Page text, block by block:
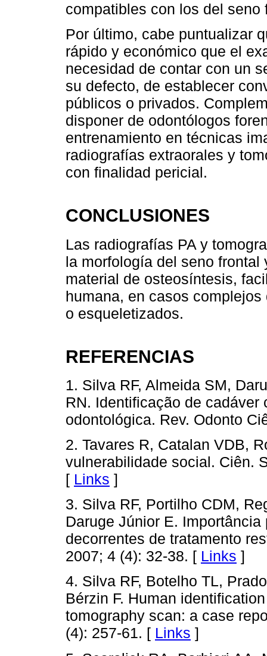
compatibles con los del
Por último, cabe puntualizar
rápido y económico que el
necesidad de contar con un
su defecto, de establecer
públicos o privados.
disponer de odontólogos
entrenamiento en técnicas
radiografías extraorales y
con finalidad pericial.
CONCLUSIONES
Las radiografías PA y
la morfología del seno
material de osteosíntesis,
humana, en casos
o esqueletizados.
REFERENCIAS
1. Silva RF, Almeida SM,
RN. Identificação de
odontológica. Rev. Odonto
2. Tavares R, Catalan VDB,
vulnerabilidade social. Ciên.
[ Links ]
3. Silva RF, Portilho CDM,
Daruge Júnior E.
decorrentes de tratamento
2007; 4 (4): 32-38. [ Links ]
4. Silva RF, Botelho TL,
Bérzin F. Human
tomography scan: a case
(4): 257-61. [ Links ]